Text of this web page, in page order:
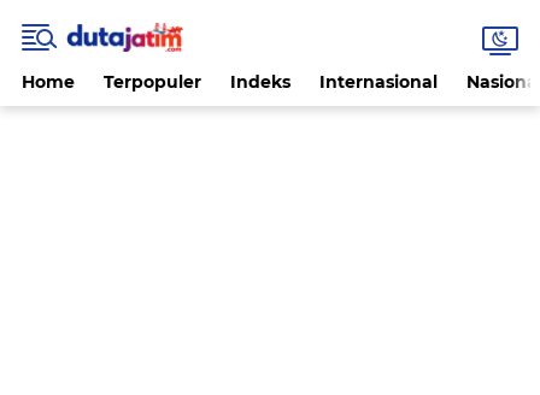
Home Terpopuler Indeks Internasional